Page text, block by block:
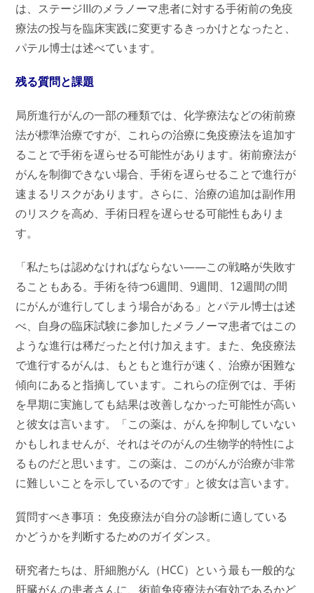
は、ステージIIIのメラノーマ患者に対する手術前の免疫
療法の投与を臨床実践に変更するきっかけとなったと、
パテル博士は述べています。
残る質問と課題
局所進行がんの一部の種類では、化学療法などの術前療
法が標準治療ですが、これらの治療に免疫療法を追加す
ることで手術を遅らせる可能性があります。術前療法が
がんを制御できない場合、手術を遅らせることで進行が
速まるリスクがあります。さらに、治療の追加は副作用
のリスクを高め、手術日程を遅らせる可能性もありま
す。
「私たちは認めなければならない——この戦略が失敗す
ることもある。手術を待つ6週間、9週間、12週間の間
にがんが進行してしまう場合がある」とパテル博士は述
べ、自身の臨床試験に参加したメラノーマ患者ではこの
ような進行は稀だったと付け加えます。また、免疫療法
で進行するがんは、もともと進行が速く、治療が困難な
傾向にあると指摘しています。これらの症例では、手術
を早期に実施しても結果は改善しなかった可能性が高い
と彼女は言います。「この薬は、がんを抑制していない
かもしれませんが、それはそのがんの生物学的特性によ
るものだと思います。この薬は、このがんが治療が非常
に難しいことを示しているのです」と彼女は言います。
質問すべき事項： 免疫療法が自分の診断に適している
かどうかを判断するためのガイダンス。
研究者たちは、肝細胞がん（HCC）という最も一般的な
肝臓がんの患者さんに、術前免疫療法が有効であるかど